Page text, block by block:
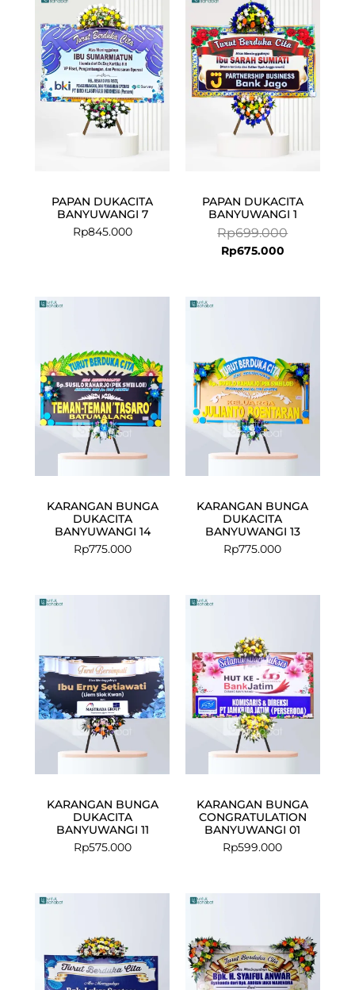
PAPAN DUKACITA
BANYUWANGI 7
Rp845.000
PAPAN DUKACITA
BANYUWANGI 1
Rp699.000
was:
Rp699.000.
Rp675.000
is:
Rp675.000.
KARANGAN BUNGA
DUKACITA
BANYUWANGI 14
Rp775.000
KARANGAN BUNGA
DUKACITA
BANYUWANGI 13
Rp775.000
KARANGAN BUNGA
DUKACITA
BANYUWANGI 11
Rp575.000
KARANGAN BUNGA
CONGRATULATION
BANYUWANGI 01
Rp599.000
was:
Rp775.000.
is:
Rp750.000.